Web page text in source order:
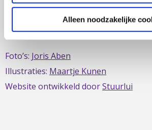
Alleen noodzakelijke
Fonds
Foto’s: Joris Aben
Illustraties: Maartje Kunen
Website ontwikkeld doorStuurlui